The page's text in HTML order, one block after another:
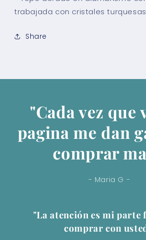
trabajada con cristales turquesas
Share
"Cada vez que
pagina me dan
comprar
- Maria G -
"La atención es mi parte
comprar con